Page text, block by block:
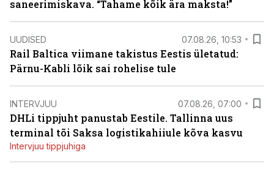
saneerimiskava. “Tahame kõik ära maksta!”
UUDISED 07.08.26, 10:53
Rail Baltica viimane takistus Eestis ületatud:
Pärnu-Kabli lõik sai rohelise tule
INTERVJUU 07.08.26, 07:00
DHLi tippjuht panustab Eestile. Tallinna uus
terminal tõi Saksa logistikahiiule kõva kasvu
Intervjuu tippjuhiga